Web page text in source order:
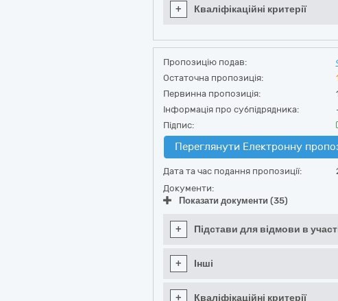
+ Кваліфікаційні критерії
Пропозицію подав:
Остаточна пропозиція:
Первинна пропозиція:
Інформація про субпідрядника:
Підпис:
Переглянути Електронну
Дата та час подання пропозиції:
Документи:
Показати документи (35)
+ Підстави для відмови в
+ Інші
+ Кваліфікаційні критерії